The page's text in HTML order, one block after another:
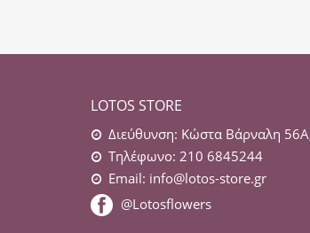
LOTOS STORE
Διεύθυνση: Κώστα Βάρναλη
Τηλέφωνο: 210 6845244
Email: info@lotos-store.gr
@Lotosflowers